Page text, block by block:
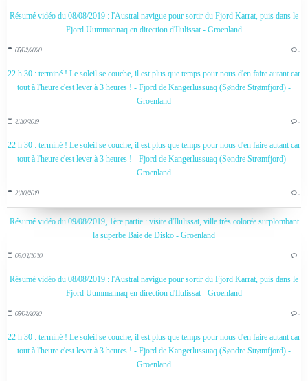
Résumé vidéo du 08/08/2019 : l'Austral navigue pour sortir du Fjord Karrat, puis dans le
Fjord Uummannaq en direction d'Ilulissat - Groenland
05/02/2020 …
22 h 30 : terminé ! Le soleil se couche, il est plus que temps pour nous d'en faire autant car
tout à l'heure c'est lever à 3 heures ! - Fjord de Kangerlussuaq (Søndre Strømfjord) -
Groenland
21/10/2019 …
22 h 30 : terminé ! Le soleil se couche, il est plus que temps pour nous d'en faire autant car
tout à l'heure c'est lever à 3 heures ! - Fjord de Kangerlussuaq (Søndre Strømfjord) -
Groenland
21/10/2019 …
Résumé vidéo du 09/08/2019, 1ère partie : visite d'Ilulissat, ville très colorée surplombant
la superbe Baie de Disko - Groenland
09/02/2020 …
Résumé vidéo du 08/08/2019 : l'Austral navigue pour sortir du Fjord Karrat, puis dans le
Fjord Uummannaq en direction d'Ilulissat - Groenland
05/02/2020 …
22 h 30 : terminé ! Le soleil se couche, il est plus que temps pour nous d'en faire autant car
tout à l'heure c'est lever à 3 heures ! - Fjord de Kangerlussuaq (Søndre Strømfjord) -
Groenland